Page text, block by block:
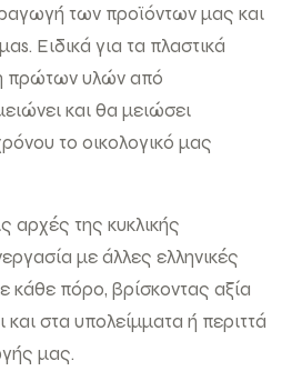
των προϊόντων μας και
Ειδικά για τα πλαστικά
πρώτων υλών από
και θα μειώσει
το οικολογικό μας
αρχές της κυκλικής
με άλλες ελληνικές
κάθε πόρο, βρίσκοντας αξία
και στα υπολείμματα ή περιττά
μας.